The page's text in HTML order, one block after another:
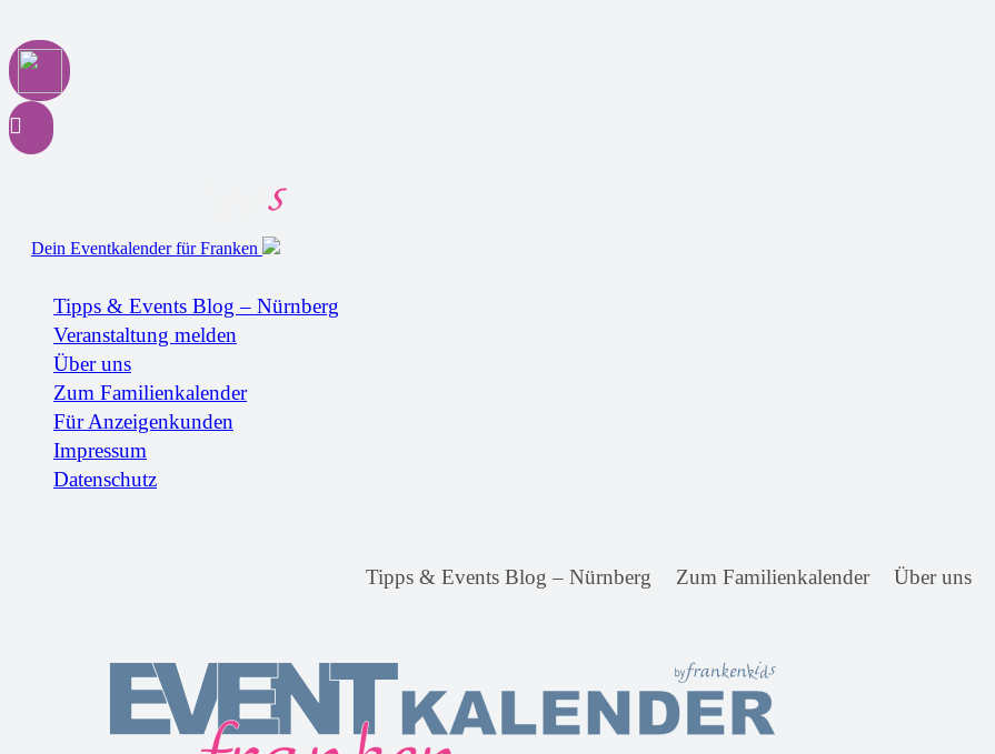
Dein Eventkalender für Franken
Tipps & Events Blog – Nürnberg
Veranstaltung melden
Über uns
Zum Familienkalender
Für Anzeigenkunden
Impressum
Datenschutz
Tipps & Events Blog – Nürnberg Zum Familienkalender Über uns